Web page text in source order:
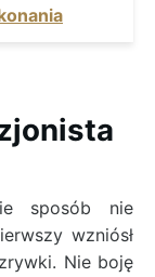
sposób nie
wzniósł
Nie boję